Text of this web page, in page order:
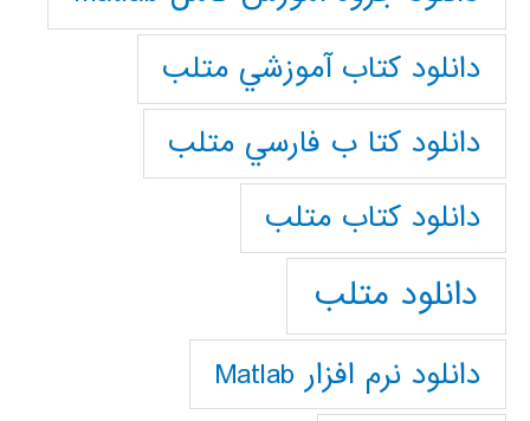
دانلود كتاب آموزشي متلب
دانلود كتا ب فارسي متلب
دانلود كتاب متلب
دانلود متلب
دانلود نرم افزار Matlab